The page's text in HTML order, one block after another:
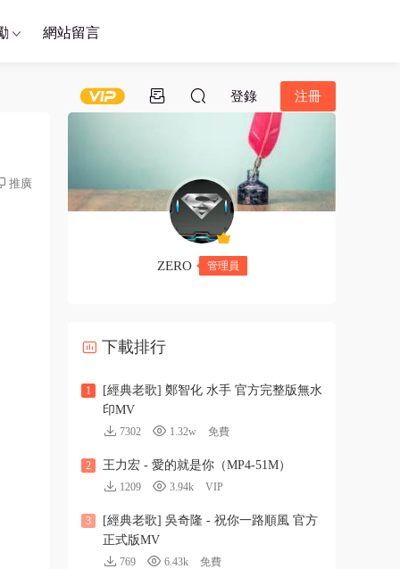
網站留言
登錄 注冊
推廣
ZERO 管理員
下載排行
1
[經典老歌] 鄭智化 水手 官方完整版無水
印MV
7302 1.32w 免費
2 王力宏 - 愛的就是你（MP4-51M）
1209 3.94k VIP
3
[經典老歌] 吳奇隆 - 祝你一路順風 官方
正式版MV
769 6.43k 免費